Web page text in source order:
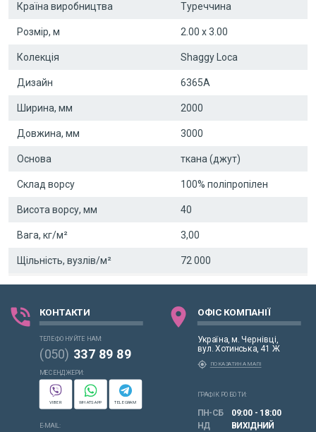
Країна виробництва Туреччина
Розмір, м 2.00 x 3.00
Колекція Shaggy Loca
Дизайн 6365A
Ширина, мм 2000
Довжина, мм 3000
Основа ткана (джут)
Склад ворсу 100% поліпропілен
Висота ворсу, мм 40
Вага, кг/м² 3,00
Щільність, вузлів/м² 72 000
phone_in_talk КОНТАКТИ
ТЕЛЕФОНУЙТЕ НАМ:
(050) 337 89 89
МЕСЕНДЖЕРИ:
VIBER WHATSAPP TELEGRAM
E-MAIL:
location_on ОФІС КОМПАНІЇ
Україна, м. Чернівці,
вул. Хотинська, 41 Ж
my_location ПОКАЗАТИ НА МАПІ
ГРАФІК РОБОТИ:
ПН-СБ
09:00 - 18:00
НД
ВИХІДНИЙ